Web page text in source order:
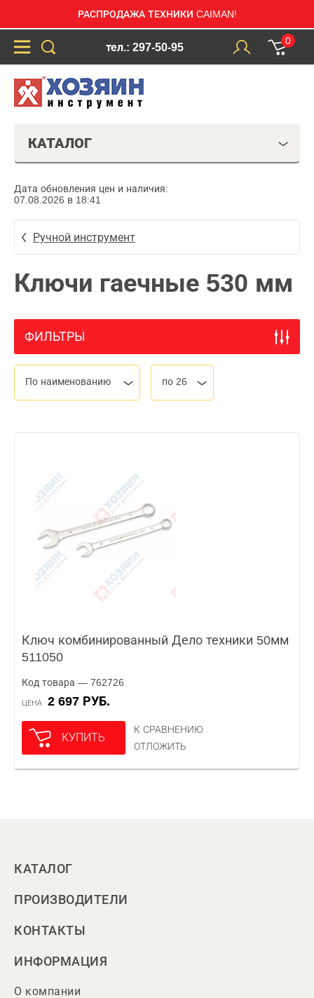
РАСПРОДАЖА ТЕХНИКИ CAIMAN!
тел.: 297-50-95
0
КАТАЛОГ
Дата обновления цен и наличия:
07.08.2026 в 18:41
Ручной инструмент
Ключи гаечные 530 мм
ФИЛЬТРЫ
По наименованию по 26
Ключ комбинированный Дело техники 50мм
511050
Код товара — 762726
ЦЕНА 2 697 РУБ.
КУПИТЬ
К СРАВНЕНИЮ
ОТЛОЖИТЬ
КАТАЛОГ
ПРОИЗВОДИТЕЛИ
КОНТАКТЫ
ИНФОРМАЦИЯ
О компании